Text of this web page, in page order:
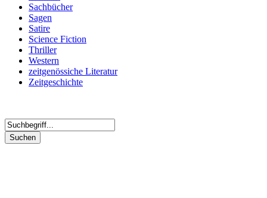
Sachbücher
Sagen
Satire
Science Fiction
Thriller
Western
zeitgenössiche Literatur
Zeitgeschichte